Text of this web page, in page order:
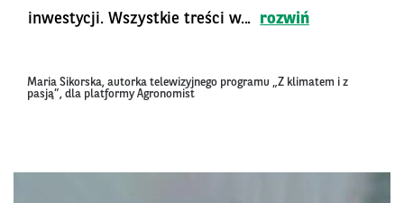
inwestycji. Wszystkie treści w...
rozwiń
Maria Sikorska, autorka telewizyjnego programu „Z klimatem i z
pasją”, dla platformy Agronomist